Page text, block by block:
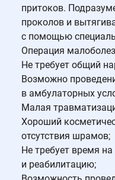
притоков.
проколов и
с помощью
Операция
Не требует общий
Возможно
в амбулаторных
Малая
Хороший
отсутствия шрамов;
Не требует время
и реабилитацию;